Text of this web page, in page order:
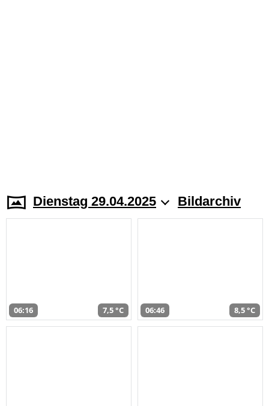
Dienstag 29.04.2025 Bildarchiv
06:16 7,5 °C 06:46 8,5 °C